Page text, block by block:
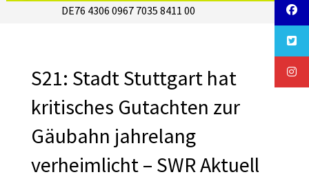
DE76 4306 0967 7035 8411 00
S21: Stadt Stuttgart hat
kritisches Gutachten zur
Gäubahn jahrelang
verheimlicht – SWR Aktuell